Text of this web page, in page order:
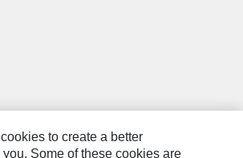
to create a better
Some of these cookies are